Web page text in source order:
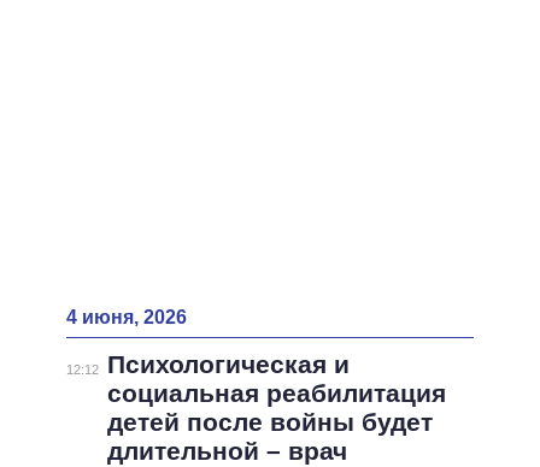
4 июня, 2026
12:12
Психологическая и
социальная реабилитация
детей после войны будет
длительной – врач